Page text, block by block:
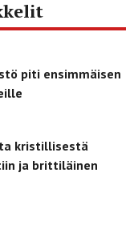
piti ensimmäisen
kristillisestä
ja brittiläinen